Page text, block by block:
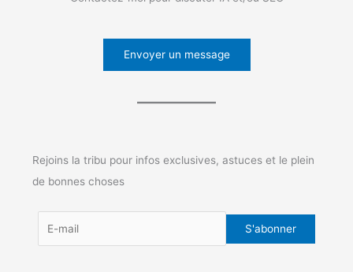
Envoyer un message
Rejoins la tribu pour infos exclusives, astuces et le plein
de bonnes choses